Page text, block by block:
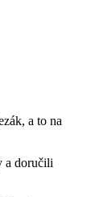
a to na
a doručili